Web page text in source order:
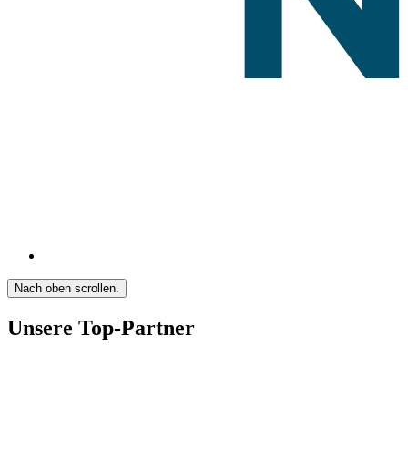
Nach oben scrollen.
Unsere Top-Partner